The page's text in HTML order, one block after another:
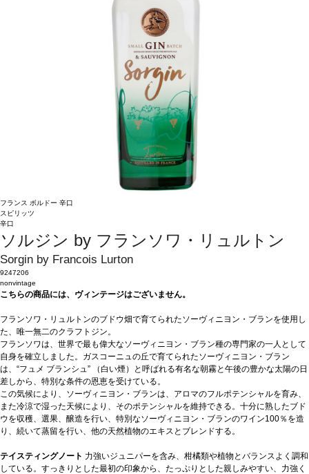
フランス ボルドー 辛口
スピリッツ
辛口
ソルジン by フランソワ・リュルトン
Sorgin by Francois Lurton
9247206
nonvintage
こちらの商品には、ヴィンテージはございません。
フランソワ・リュルトンのブドウ畑で育てられたソーヴィニヨン・ブランを使用し
た、唯一無二のクラフトジン。
フランソワは、世界で最も偉大なソーヴィニヨン・ブラン種の専門家の一人として
自身を確立しました。ガスコーニュの丘で育てられたソーヴィニヨン・ブラン
は、“フュメ ブランシュ” （白い煙）と呼ばれる有名な朝霧と午後の豊かな太陽の日
差しから、特別な条件の恩恵を受けている。
この気候により、ソーヴィニヨン・ブランは、アロマのフルポテンシャルを育み、
また冷涼で湿った天候により、そのポテンシャルを維持できる。十分に熟したブド
ウを収穫、選果、醸造を行い、特別なソーヴィニヨン・ブランのワイン100％を造
り、続いて蒸留を行い、他の天然植物のエキスとブレンドする。
テイスティングノート 力強いジュニパーを含み、柑橘類や植物とバランスよく調和
している。すっきりとした最初の印象から、たっぷりとした親しみやすい、力強く